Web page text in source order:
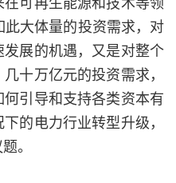
大体量的投资需求，对
展的机遇，又是对整个
十万亿元的投资需求，
引导和支持各类资本有
的电力行业转型升级，
。